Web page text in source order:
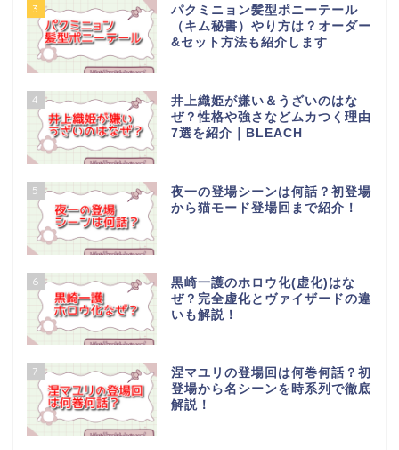
3
パクミニョン髪型ポニーテール
（キム秘書）やり方は？オーダー
&セット方法も紹介します
4
井上織姫が嫌い＆うざいのはな
ぜ？性格や強さなどムカつく理由
7選を紹介｜BLEACH
5
夜一の登場シーンは何話？初登場
から猫モード登場回まで紹介！
6
黒崎一護のホロウ化(虚化)はな
ぜ？完全虚化とヴァイザードの違
いも解説！
7
涅マユリの登場回は何巻何話？初
登場から名シーンを時系列で徹底
解説！